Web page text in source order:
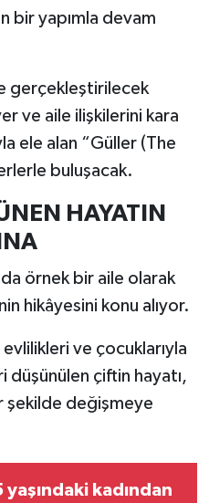
bir yapımla devam
gerçekleştirilecek
ve aile ilişkilerini kara
ele alan “Güller (The
buluşacak.
HAYATIN
örnek bir aile olarak
hikâyesini konu alıyor.
evlilikleri ve çocuklarıyla
düşünülen çiftin hayatı,
şekilde değişmeye
yaşındaki kadından